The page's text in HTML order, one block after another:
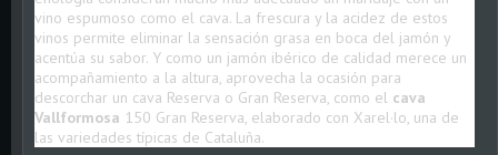
vino espumoso como el cava. La frescura y la acidez de estos
vinos permite eliminar la sensación grasa en boca del jamón y
acentúa su sabor. Y como un jamón ibérico de calidad merece un
acompañamiento a la altura, aprovecha la ocasión para
descorchar un cava Reserva o Gran Reserva, como el cava
Vallformosa 150 Gran Reserva, elaborado con Xarel·lo, una de
las variedades típicas de Cataluña.